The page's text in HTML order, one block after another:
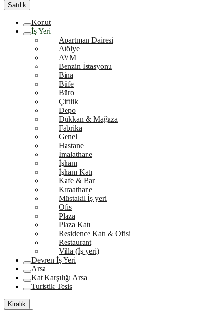
Satılık
Konut
İş Yeri
Apartman Dairesi
Atölye
AVM
Benzin İstasyonu
Bina
Büfe
Büro
Çiftlik
Depo
Dükkan & Mağaza
Fabrika
Genel
Hastane
İmalathane
İşhanı
İşhanı Katı
Kafe & Bar
Kıraathane
Müstakil İş yeri
Ofis
Plaza
Plaza Katı
Residence Katı & Ofisi
Restaurant
Villa (İş yeri)
Devren İş Yeri
Arsa
Kat Karşılığı Arsa
Turistik Tesis
Kiralık